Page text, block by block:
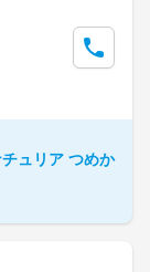
ュリア つめか